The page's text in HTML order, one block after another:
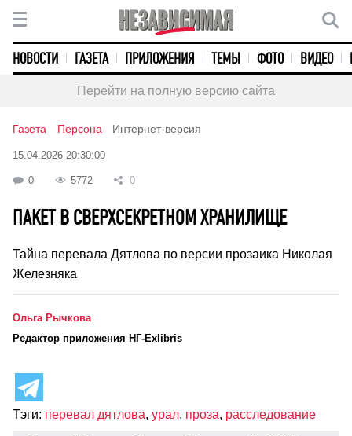
НОВОСТИ ГАЗЕТА ПРИЛОЖЕНИЯ ТЕМЫ ФОТО ВИДЕО
Перейти на полную версию сайта
Газета Персона Интернет-версия
15.04.2026 20:30:00
0 5772 0
ПАКЕТ В СВЕРХСЕКРЕТНОМ ХРАНИЛИЩЕ
Тайна перевала Дятлова по версии прозаика Николая
Железняка
Ольга Рычкова
Редактор приложения НГ-Exlibris
Тэги: перевал дятлова, урал, проза, расследование